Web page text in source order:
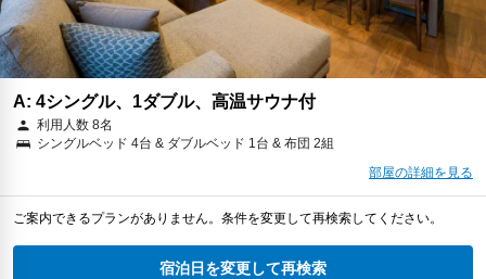
A: 4シングル、1ダブル、高温サウナ付
利用人数 8名
シングルベッド 4台 & ダブルベッド 1台 & 布団 2組
部屋の詳細を見る
ご案内できるプランがありません。条件を変更して再検索してください。
宿泊日を変更して再検索